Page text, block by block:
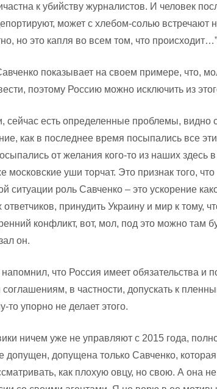
к убийству журналистов. И человек
может с хлебом-солью встречают
но это капля во всем том, что
показывает на своем примере, что,
поэтому Россию можно исключить из
сейчас есть определенные проблемы,
как в последнее время посыпались все
от желания кого-то из наших здесь
московские уши торчат. Это признак того,
ситуации роль Савченко – это ускорение
принудить Украину и мир к тому,
конфликт, вот, мол, под это можно там
он.
что Россия имеет обязательства и
в частности, допускать к
то упорно не делает этого.
ничем уже не управляют с 2015 года,
допущен, допущена только Савченко,
как плохую овцу, но свою. А она